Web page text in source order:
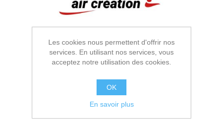
Les cookies nous permettent d'offrir nos
services. En utilisant nos services, vous
acceptez notre utilisation des cookies.
OK
En savoir plus